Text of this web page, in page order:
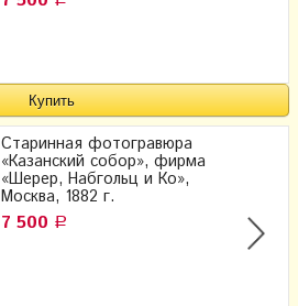
Старинная фотогравюра
«Казанский собор», фирма
«Шерер, Набгольц и Ко»,
Москва, 1882 г.
7 500 Р